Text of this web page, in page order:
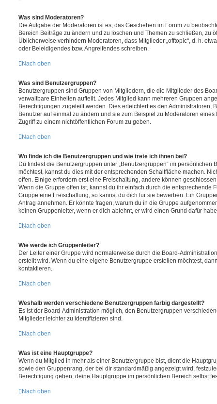
Was sind Moderatoren?
Die Aufgabe der Moderatoren ist es, das Geschehen im Forum zu
Bereich Beiträge zu ändern und zu löschen und Themen zu schließen, zu
Üblicherweise verhindern Moderatoren, dass Mitglieder „offtopic“, d. h.
oder Beleidigendes bzw. Angreifendes schreiben.
Nach oben
Was sind Benutzergruppen?
Benutzergruppen sind Gruppen von Mitgliedern, die die Mitglieder des
verwaltbare Einheiten aufteilt. Jedes Mitglied kann mehreren Gruppen
Berechtigungen zugeteilt werden. Dies erleichtert es den Administratoren,
Benutzer auf einmal zu ändern und sie zum Beispiel zu Moderatoren
Zugriff zu einem nichtöffentlichen Forum zu geben.
Nach oben
Wo finde ich die Benutzergruppen und wie trete ich ihnen bei?
Du findest die Benutzergruppen unter „Benutzergruppen“ im persönlichen
möchtest, kannst du dies mit der entsprechenden Schaltfläche machen.
offen. Einige erfordern erst eine Freischaltung, andere können
Wenn die Gruppe offen ist, kannst du ihr einfach durch die entsprechende
Gruppe eine Freischaltung, so kannst du dich für sie bewerben. Ein
Antrag annehmen. Er könnte fragen, warum du in die Gruppe
keinen Gruppenleiter, wenn er dich ablehnt, er wird einen Grund dafür
Nach oben
Wie werde ich Gruppenleiter?
Der Leiter einer Gruppe wird normalerweise durch die Board-
erstellt wird. Wenn du eine eigene Benutzergruppe erstellen möchtest,
kontaktieren.
Nach oben
Weshalb werden verschiedene Benutzergruppen farbig dargestellt?
Es ist der Board-Administration möglich, den Benutzergruppen
Mitglieder leichter zu identifizieren sind.
Nach oben
Was ist eine Hauptgruppe?
Wenn du Mitglied in mehr als einer Benutzergruppe bist, dient die
sowie den Gruppenrang, der bei dir standardmäßig angezeigt wird,
Berechtigung geben, deine Hauptgruppe im persönlichen Bereich selbst
Nach oben